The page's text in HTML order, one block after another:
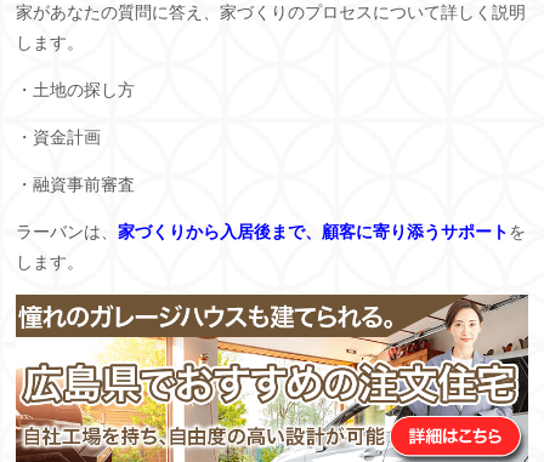
家があなたの質問に答え、家づくりのプロセスについて詳しく説明
します。
・土地の探し方
・資金計画
・融資事前審査
ラーバンは、家づくりから入居後まで、顧客に寄り添うサポートを
します。